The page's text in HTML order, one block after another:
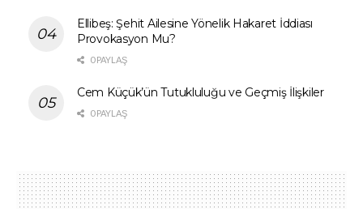
Ellibeş: Şehit Ailesine Yönelik Hakaret İddiası
Provokasyon Mu?
0 PAYLAŞ
Cem Küçük’ün Tutukluluğu ve Geçmiş İlişkiler
0 PAYLAŞ